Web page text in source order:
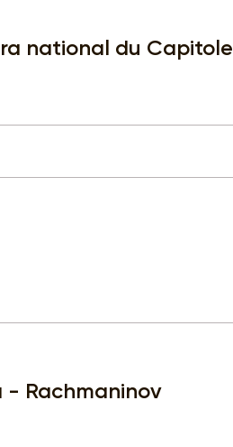
national du Capitole
- Rachmaninov